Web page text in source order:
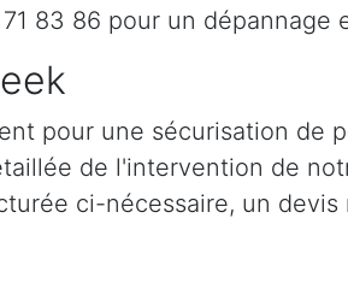
83 86 pour un dépannage
pour une sécurisation de
de l'intervention de
ci-nécessaire, un